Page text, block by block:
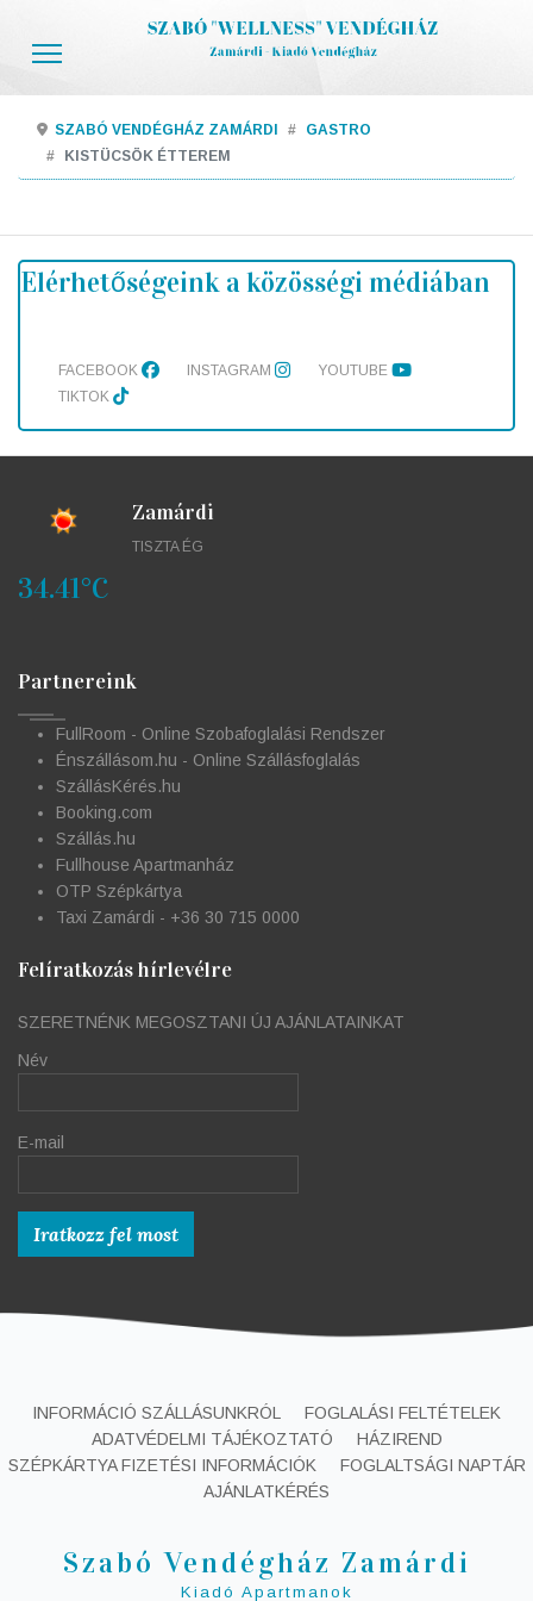
SZABÓ VENDÉGHÁZ ZAMÁRDI
GASTRO
KISTÜCSÖK ÉTTEREM
Elérhetőségeink a közösségi médiában
FACEBOOK INSTAGRAM
YOUTUBE
TIKTOK
34.41°C
Zamárdi
TISZTA ÉG
Partnereink
FullRoom - Online Szobafoglalási Rendszer
Énszállásom.hu - Online Szállásfoglalás
SzállásKérés.hu
Booking.com
Szállás.hu
Fullhouse Apartmanház
OTP Szépkártya
Taxi Zamárdi - +36 30 715 0000
Felíratkozás hírlevélre
SZERETNÉNK MEGOSZTANI ÚJ AJÁNLATAINKAT
Név
E-mail
INFORMÁCIÓ SZÁLLÁSUNKRÓL
FOGLALÁSI FELTÉTELEK
ADATVÉDELMI TÁJÉKOZTATÓ
HÁZIREND
SZÉPKÁRTYA FIZETÉSI INFORMÁCIÓK
FOGLALTSÁGI NAPTÁR
AJÁNLATKÉRÉS
Szabó Vendégház Zamárdi
Kiadó Apartmanok